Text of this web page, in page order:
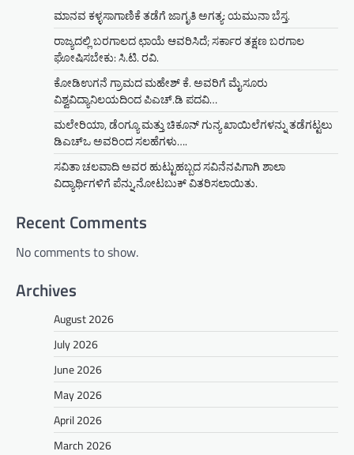
ಮಾನವ ಕಳ್ಳಸಾಗಾಣಿಕೆ ತಡೆಗೆ ಜಾಗೃತಿ ಅಗತ್ಯ: ಯಮುನಾ ಬೆಸ್ತ.
ರಾಜ್ಯದಲ್ಲಿ ಬರಗಾಲದ ಛಾಯೆ ಆವರಿಸಿದೆ; ಸರ್ಕಾರ ತಕ್ಷಣ ಬರಗಾಲ
ಘೋಷಿಸಬೇಕು: ಸಿ.ಟಿ. ರವಿ.
ಕೋಡಿಉಗನೆ ಗ್ರಾಮದ ಮಹೇಶ್ ಕೆ. ಅವರಿಗೆ ಮೈಸೂರು
ವಿಶ್ವವಿದ್ಯಾನಿಲಯದಿಂದ ಪಿಎಚ್.ಡಿ ಪದವಿ…
ಮಲೇರಿಯಾ, ಡೆಂಗ್ಯೂ ಮತ್ತು ಚಿಕೂನ್ ಗುನ್ಯ ಖಾಯಿಲೆಗಳನ್ನು ತಡೆಗಟ್ಟಲು
ಡಿಎಚ್‌ಒ ಅವರಿಂದ ಸಲಹೆಗಳು….
ಸವಿತಾ ಚಲವಾದಿ ಅವರ ಹುಟ್ಟುಹಬ್ಬದ ಸವಿನೆನಪಿಗಾಗಿ ಶಾಲಾ
ವಿದ್ಯಾರ್ಥಿಗಳಿಗೆ ಪೆನ್ನು,ನೋಟಬುಕ್ ವಿತರಿಸಲಾಯಿತು.
Recent Comments
No comments to show.
Archives
August 2026
July 2026
June 2026
May 2026
April 2026
March 2026